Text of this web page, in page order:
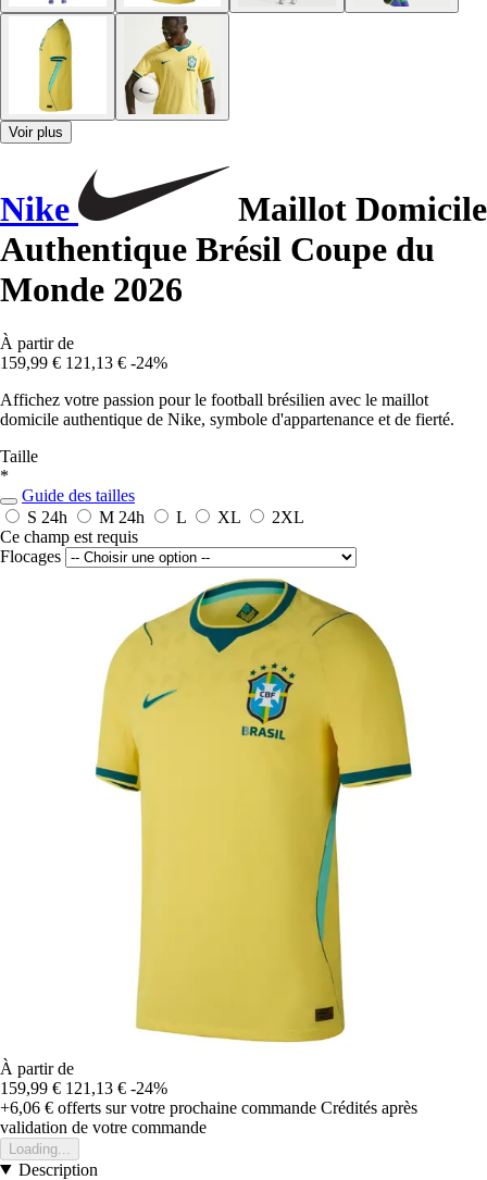
Voir plus
Nike
Maillot Domicile
Authentique Brésil Coupe du
Monde 2026
À partir de
159,99 € 121,13 € -24%
Affichez votre passion pour le football brésilien avec le maillot
domicile authentique de Nike, symbole d'appartenance et de fierté.
Taille
*
Guide des tailles
S 24h M 24h L XL
2XL
Ce champ est requis
Flocages
À partir de
159,99 € 121,13 € -24%
+6,06 € offerts sur votre prochaine commande Crédités après
validation de votre commande
Loading...
Description